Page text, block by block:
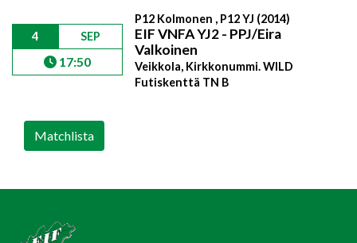
4 SEP
17:50
P12 Kolmonen , P12 YJ (2014)
EIF VNFA YJ2 - PPJ/Eira
Valkoinen
Veikkola, Kirkkonummi. WILD
Futiskenttä TN B
Matchlista